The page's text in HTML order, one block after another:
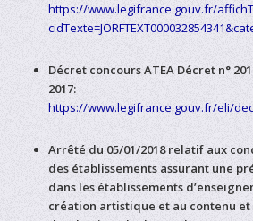
https://www.legifrance.gouv.fr/
Décret concours ATEA Décret n°
2017:
https://www.legifrance.gouv.fr/eli/
Arrêté du 05/01/2018 relatif aux
des établissements assurant une
dans les établissements
création artistique et au contenu